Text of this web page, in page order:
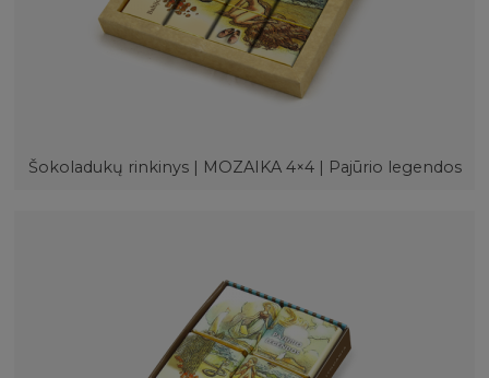
Šokoladukų rinkinys | MOZAIKA 4×4 | Pajūrio legendos